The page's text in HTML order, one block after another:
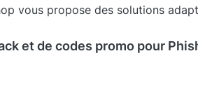
vous propose des solutions
et de codes promo pour